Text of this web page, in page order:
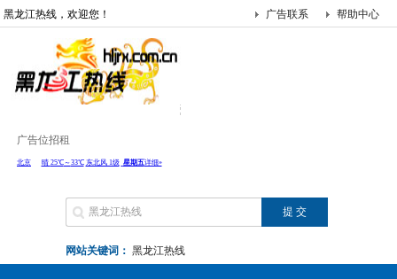
黑龙江热线，欢迎您！ 帮助中心
广告联系
广告位招租
网站关键词： 黑龙江热线